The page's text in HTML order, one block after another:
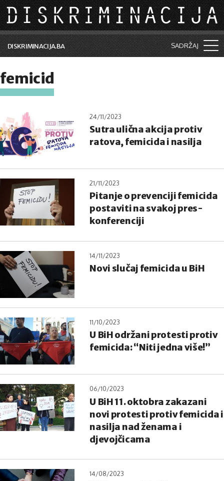
Skip to main content
DISKRIMINACIJA.BA SADRŽAJ
Vijesti i događaji
Kolumne
Lične priče
Saradnja sa medijima
Pretraga
femicid
24/11/2023
Sutra ulična akcija protiv
ratova, femicida i nasilja
21/11/2023
Pitanje o prevenciji femicida
postaviti na svakoj pres-
konferenciji
14/11/2023
Novi slučaj femicida u BiH
11/10/2023
U BiH održani protesti protiv
femicida: “Niti jedna više!”
06/10/2023
U BiH 11. oktobra zakazani
novi protesti protiv femicida i
nasilja nad ženama i
djevojčicama
14/08/2023